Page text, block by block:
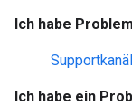
Ich habe
Ich habe ein